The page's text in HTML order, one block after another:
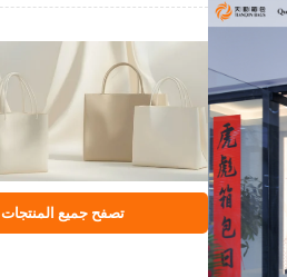
تصفح جميع المنتجات